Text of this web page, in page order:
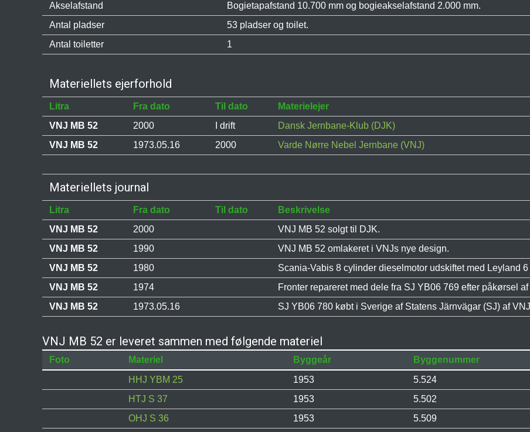
Akselafstand
Bogietapafstand 10.700 mm og bogieakselafstand 2.000 mm.
Antal pladser
53 pladser og toilet.
Antal toiletter
1
Materiellets ejerforhold
Litra Fra dato Til dato Materielejer
VNJ MB 52
2000 I drift
Dansk Jernbane-Klub (DJK)
VNJ MB 52
1973.05.16 2000 Varde Nørre Nebel Jernbane (VNJ)
Materiellets journal
Litra Fra dato Til dato
Beskrivelse
VNJ MB 52
2000
VNJ MB 52 solgt til DJK.
VNJ MB 52
1990
VNJ MB 52 omlakeret i VNJs nye design.
VNJ MB 52
1980
Scania-Vabis 8 cylinder dieselmotor udskiftet med Leyland
VNJ MB 52
1974
Fronter repareret med dele fra SJ YB06 769 efter påkørsel af
VNJ MB 52
1973.05.16 SJ YB06 780 købt i Sverige af Statens Järnvägar (SJ) af
VNJ MB 52 er leveret sammen med følgende materiel
Foto Materiel Byggeår Byggenummer
HHJ YBM 25
1953
5.524
HTJ S 37
1953
5.502
OHJ S 36
1953
5.509